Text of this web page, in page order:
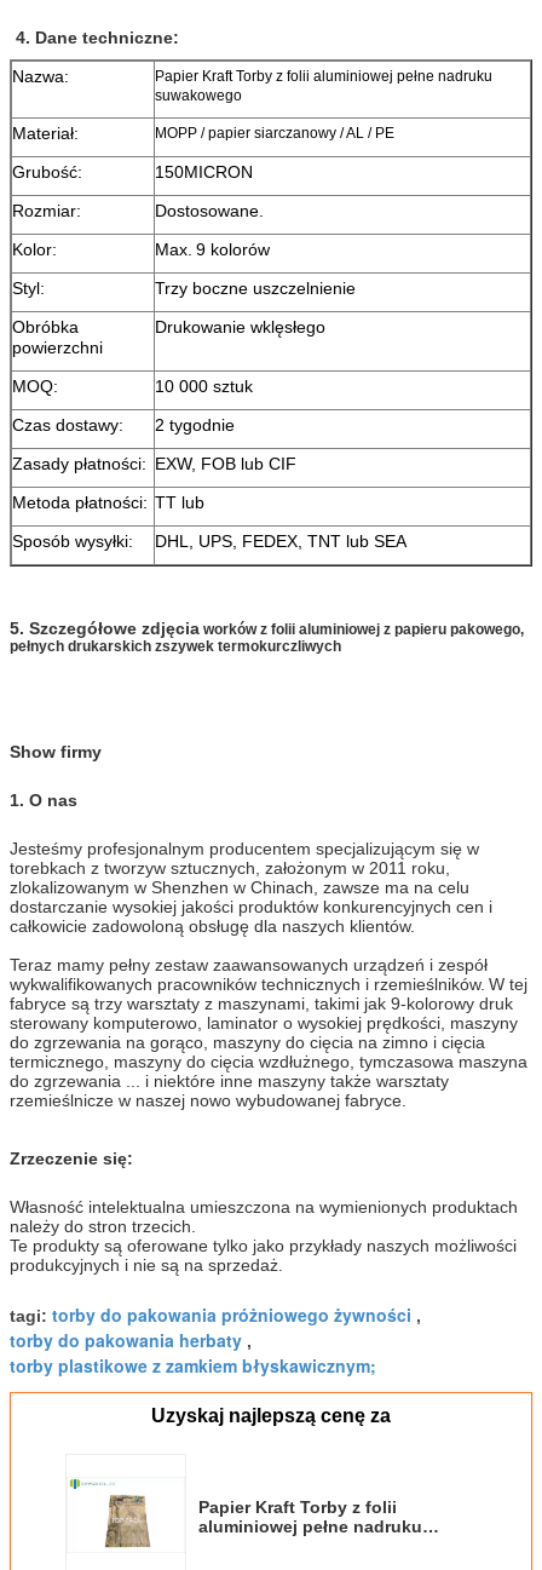
4. Dane techniczne:
Nazwa:
Papier Kraft Torby z folii aluminiowej pełne nadruku
suwakowego
Materiał: MOPP / papier siarczanowy / AL / PE
Grubość:
150MICRON
Rozmiar:
Dostosowane.
Kolor:
Max. 9 kolorów
Styl:
Trzy boczne uszczelnienie
Obróbka
powierzchni
Drukowanie wklęsłego
MOQ:
10 000 sztuk
Czas dostawy:
2 tygodnie
Zasady płatności: EXW, FOB lub CIF
Metoda płatności: TT lub
Sposób wysyłki:
DHL, UPS, FEDEX, TNT lub SEA
5. Szczegółowe zdjęcia worków z folii aluminiowej z papieru pakowego,
pełnych drukarskich zszywek termokurczliwych
Show firmy
1. O nas
Jesteśmy profesjonalnym producentem specjalizującym się w
torebkach z tworzyw sztucznych, założonym w 2011 roku,
zlokalizowanym w Shenzhen w Chinach, zawsze ma na celu
dostarczanie wysokiej jakości produktów konkurencyjnych cen i
całkowicie zadowoloną obsługę dla naszych klientów.
Teraz mamy pełny zestaw zaawansowanych urządzeń i zespół
wykwalifikowanych pracowników technicznych i rzemieślników. W tej
fabryce są trzy warsztaty z maszynami, takimi jak 9-kolorowy druk
sterowany komputerowo, laminator o wysokiej prędkości, maszyny
do zgrzewania na gorąco, maszyny do cięcia na zimno i cięcia
termicznego, maszyny do cięcia wzdłużnego, tymczasowa maszyna
do zgrzewania ... i niektóre inne maszyny także warsztaty
rzemieślnicze w naszej nowo wybudowanej fabryce.
Zrzeczenie się:
Własność intelektualna umieszczona na wymienionych produktach
należy do stron trzecich.
Te produkty są oferowane tylko jako przykłady naszych możliwości
produkcyjnych i nie są na sprzedaż.
tagi: torby do pakowania próżniowego żywności ,
torby do pakowania herbaty ,
torby plastikowe z zamkiem błyskawicznym;
Uzyskaj najlepszą cenę za
Papier Kraft Torby z folii
aluminiowej pełne nadruku